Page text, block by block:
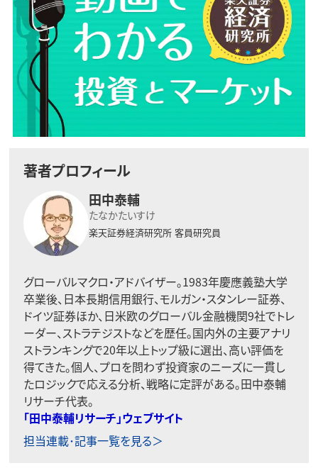
著者プロフィール
田中泰輔
たなかたいすけ
楽天証券経済研究所 客員研究員
グローバルマクロ・アドバイザー。1983年慶應義塾大学
卒業後、日本長期信用銀行、モルガン・スタンレー証券、
ドイツ証券ほか、日米欧のグローバル金融機関9社でトレ
ーダー、ストラテジストなどを歴任。国内外の主要アナリ
ストランキングで20年以上トップ級に選出、高い評価を
得てきた。個人、プロを問わず投資家のニーズに一貫し
たロジックで応える分析、戦略に定評がある。田中泰輔
リサーチ代表。
「田中泰輔リサーチ」ウェブサイト
担当連載･記事一覧を見る＞